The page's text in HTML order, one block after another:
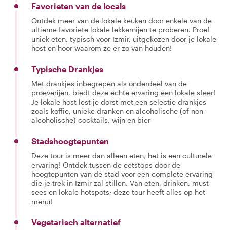
Favorieten van de locals
Ontdek meer van de lokale keuken door enkele van de
ultieme favoriete lokale lekkernijen te proberen. Proef
uniek eten, typisch voor Izmir, uitgekozen door je lokale
host en hoor waarom ze er zo van houden!
Typische Drankjes
Met drankjes inbegrepen als onderdeel van de
proeverijen, biedt deze echte ervaring een lokale sfeer!
Je lokale host lest je dorst met een selectie drankjes
zoals koffie, unieke dranken en alcoholische (of non-
alcoholische) cocktails, wijn en bier
Stadshoogtepunten
Deze tour is meer dan alleen eten, het is een culturele
ervaring! Ontdek tussen de eetstops door de
hoogtepunten van de stad voor een complete ervaring
die je trek in Izmir zal stillen. Van eten, drinken, must-
sees en lokale hotspots; deze tour heeft alles op het
menu!
Vegetarisch alternatief